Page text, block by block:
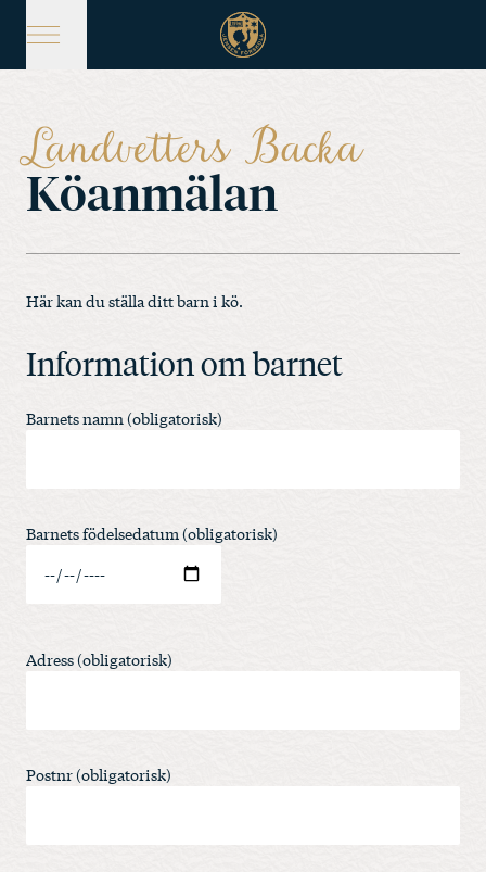
huvudinnehåll
Landvetters Backa
Köanmälan
Här kan du ställa ditt barn i kö.
Information om barnet
Barnets namn (obligatorisk)
Barnets födelsedatum (obligatorisk)
Adress (obligatorisk)
Postnr (obligatorisk)